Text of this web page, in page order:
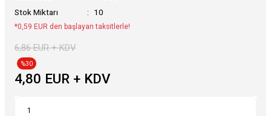
Stok Miktarı
10
*0,59 EUR den başlayan taksitlerle!
6,86 EUR + KDV
%30
4,80 EUR + KDV